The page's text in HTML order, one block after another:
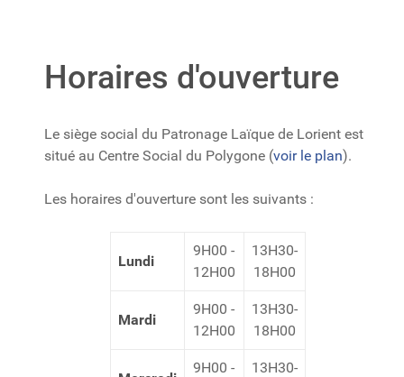
Horaires d'ouverture
Le siège social du Patronage Laïque de Lorient est
situé au Centre Social du Polygone (voir le plan).
Les horaires d'ouverture sont les suivants :
Lundi
9H00 -
12H00
13H30-
18H00
Mardi
9H00 -
12H00
13H30-
18H00
9H00 - 13H30-